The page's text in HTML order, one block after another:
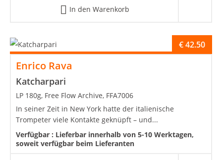
In den Warenkorb
Enrico Rava
Katcharpari
€42.50
LP 180g, Free Flow Archive, FFA7006
In seiner Zeit in New York hatte der italienische
Trompeter viele Kontakte geknüpft – und...
Verfügbar : Lieferbar innerhalb von 5-10 Werktagen,
soweit verfügbar beim Lieferanten